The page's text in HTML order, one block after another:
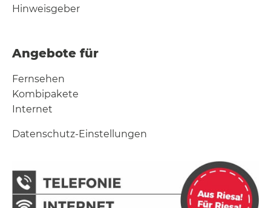
Hinweisgeber
Angebote für
Fernsehen
Kombipakete
Internet
Datenschutz-Einstellungen